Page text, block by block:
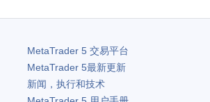
MetaTrader 5交易平台
MetaTrader 5最新更新
新闻，执行和技术